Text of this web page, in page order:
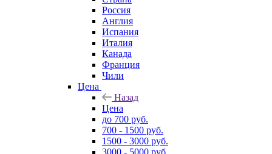
Россия
Англия
Испания
Италия
Канада
Франция
Чили
Цена
Назад
Цена
до 700 руб.
700 - 1500 руб.
1500 - 3000 руб.
3000 - 5000 руб.